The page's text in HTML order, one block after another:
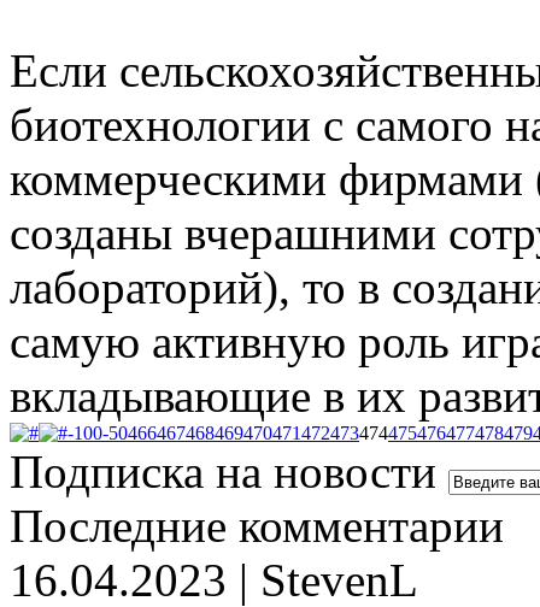
Если
биотехнологии с самого
коммерческими фирмами
созданы вчерашними
лабораторий), то в
самую активную роль
вкладывающие в их
-100-50466467468469470471472473474475476477478479
Подписка на новости
Последние комментарии
16.04.2023 | StevenL